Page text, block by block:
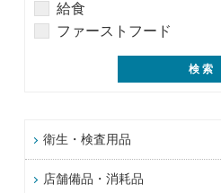
給食
ファーストフード
衛生・検査用品
店舗備品・消耗品